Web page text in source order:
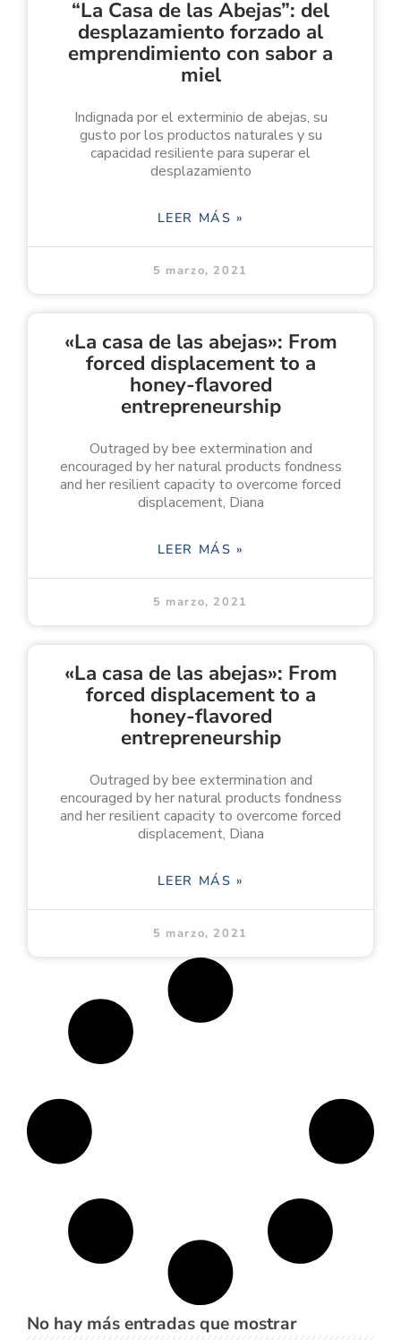
“La Casa de las Abejas”: del
desplazamiento forzado al
emprendimiento con sabor a
miel
Indignada por el exterminio de abejas, su
gusto por los productos naturales y su
capacidad resiliente para superar el
desplazamiento
LEER MÁS »
5 marzo, 2021
«La casa de las abejas»: From
forced displacement to a
honey-flavored
entrepreneurship
Outraged by bee extermination and
encouraged by her natural products fondness
and her resilient capacity to overcome forced
displacement, Diana
LEER MÁS »
5 marzo, 2021
«La casa de las abejas»: From
forced displacement to a
honey-flavored
entrepreneurship
Outraged by bee extermination and
encouraged by her natural products fondness
and her resilient capacity to overcome forced
displacement, Diana
LEER MÁS »
5 marzo, 2021
No hay más entradas que mostrar